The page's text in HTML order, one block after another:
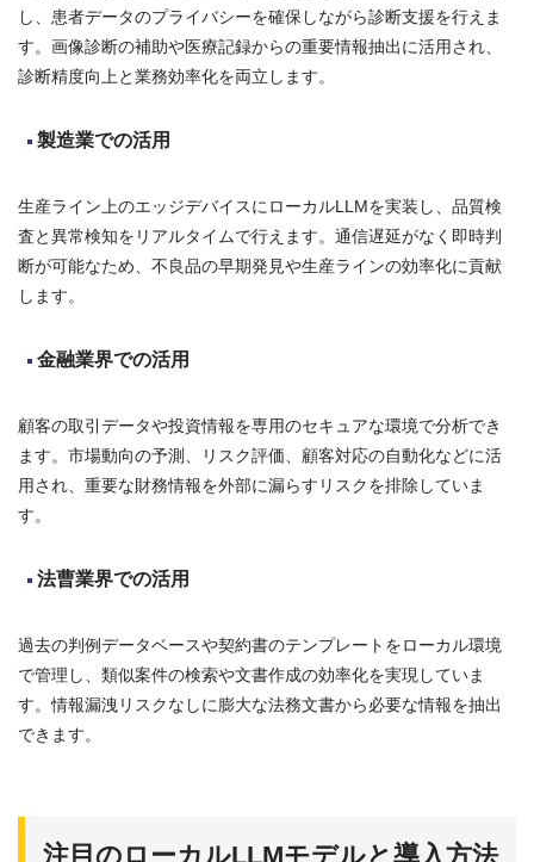
し、患者データのプライバシーを確保しながら診断支援を行えま
す。画像診断の補助や医療記録からの重要情報抽出に活用され、
診断精度向上と業務効率化を両立します。
製造業での活用
生産ライン上のエッジデバイスにローカルLLMを実装し、品質検
査と異常検知をリアルタイムで行えます。通信遅延がなく即時判
断が可能なため、不良品の早期発見や生産ラインの効率化に貢献
します。
金融業界での活用
顧客の取引データや投資情報を専用のセキュアな環境で分析でき
ます。市場動向の予測、リスク評価、顧客対応の自動化などに活
用され、重要な財務情報を外部に漏らすリスクを排除していま
す。
法曹業界での活用
過去の判例データベースや契約書のテンプレートをローカル環境
で管理し、類似案件の検索や文書作成の効率化を実現していま
す。情報漏洩リスクなしに膨大な法務文書から必要な情報を抽出
できます。
注目のローカルLLMモデルと導入方法